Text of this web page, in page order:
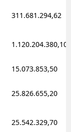
311.681.294,62
1.120.204.380,10
15.073.853,50
25.826.655,20
25.542.329,70